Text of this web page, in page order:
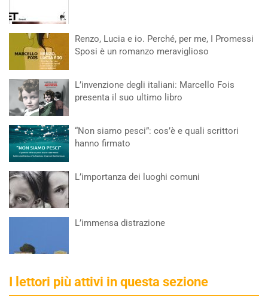
Renzo, Lucia e io. Perché, per me, I Promessi
Sposi è un romanzo meraviglioso
L’invenzione degli italiani: Marcello Fois
presenta il suo ultimo libro
“Non siamo pesci”: cos’è e quali scrittori
hanno firmato
L’importanza dei luoghi comuni
L’immensa distrazione
I lettori più attivi in questa sezione